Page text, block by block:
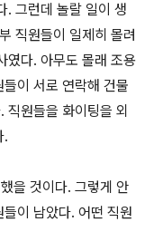
. 그런데 놀랄 일이 생
직원들이 일제히 몰려
였다. 아무도 몰래 조용
이 서로 연락해 건물
원들을 화이팅을 외
.
을 것이다. 그렇게 안
이 남았다. 어떤 직원